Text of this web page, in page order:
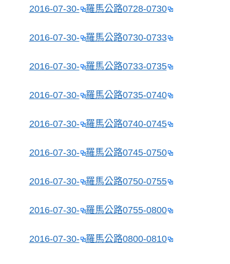
2016-07-30- 羅馬公路0728-0730
2016-07-30- 羅馬公路0730-0733
2016-07-30- 羅馬公路0733-0735
2016-07-30- 羅馬公路0735-0740
2016-07-30- 羅馬公路0740-0745
2016-07-30- 羅馬公路0745-0750
2016-07-30- 羅馬公路0750-0755
2016-07-30- 羅馬公路0755-0800
2016-07-30- 羅馬公路0800-0810